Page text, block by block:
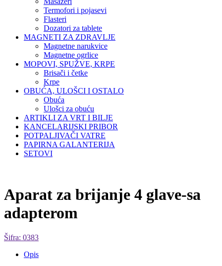
Termofori i pojasevi
Flasteri
Dozatori za tablete
MAGNETI ZA ZDRAVLJE
Magnetne narukvice
Magnetne ogrlice
MOPOVI, SPUŽVE, KRPE
Brisači i četke
Krpe
OBUĆA, ULOŠCI I OSTALO
Obuća
Ulošci za obuću
ARTIKLI ZA VRT I BILJE
KANCELARIJSKI PRIBOR
POTPALJIVAČI VATRE
PAPIRNA GALANTERIJA
SETOVI
Aparat za brijanje 4 glave-sa
adapterom
Šifra: 0383
Opis